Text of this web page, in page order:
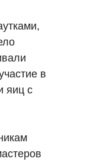
в
яиц с